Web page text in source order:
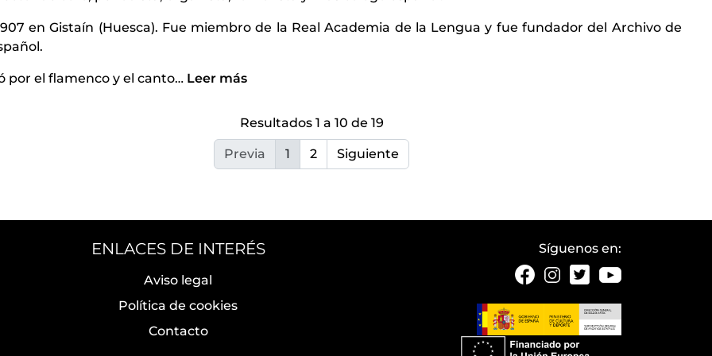
en Gistaín (Huesca). Fue miembro de la Real Academia de la Lengua y fue fundador del Archivo de
por el flamenco y el canto… Leer más
Resultados 1 a 10 de 19
Previa 1 2 Siguiente
ENLACES DE INTERÉS
Aviso legal
Política de cookies
Contacto
Síguenos en: